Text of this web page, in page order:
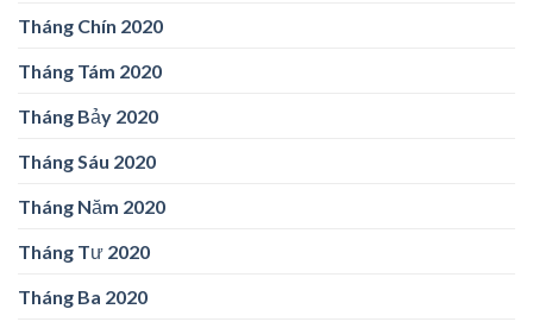
Tháng Chín 2020
Tháng Tám 2020
Tháng Bảy 2020
Tháng Sáu 2020
Tháng Năm 2020
Tháng Tư 2020
Tháng Ba 2020